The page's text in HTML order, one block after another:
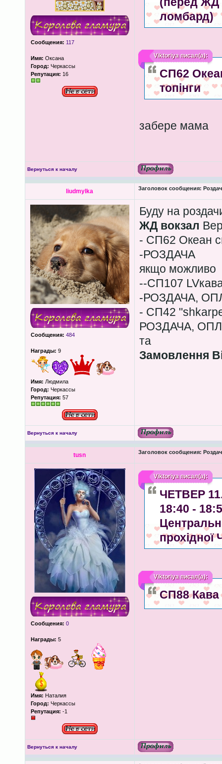
Сообщения: 117
Имя: Оксана
Город: Черкассы
Репутация: 16
ломбард)
Viktoriyaписал(а):
СП62
топінги
забере мама
Вернуться к началу
liudmylka Заголовок сообщения:
Сообщения: 484
Награды: 9
Имя: Людмила
Город: Черкассы
Репутация: 57
Буду на
ЖД вокзал
- СП62 Океан
-РОЗДАЧА
якщо можливо
--СП107
-РОЗДАЧА,
- СП42
РОЗДАЧА,
та
Замовлення
Вернуться к началу
tusn Заголовок сообщения:
Сообщения: 0
Награды: 5
Имя: Наталия
Город: Черкассы
Репутация: -1
Viktoriyaписал(а):
ЧЕТВЕР
18:40 -
прохідної
Viktoriyaписал(а):
СП88 Кава
Вернуться к началу